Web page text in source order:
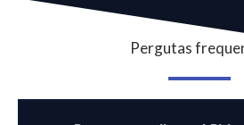
Pergutas